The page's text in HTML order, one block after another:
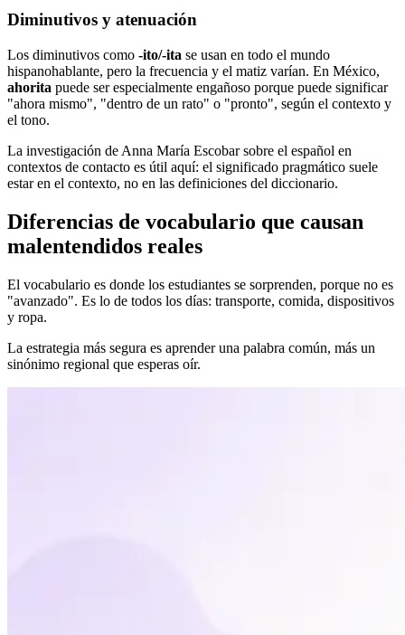
Diminutivos y atenuación
Los diminutivos como -ito/-ita se usan en todo el mundo
hispanohablante, pero la frecuencia y el matiz varían. En México,
ahorita puede ser especialmente engañoso porque puede significar
"ahora mismo", "dentro de un rato" o "pronto", según el contexto y
el tono.
La investigación de Anna María Escobar sobre el español en
contextos de contacto es útil aquí: el significado pragmático suele
estar en el contexto, no en las definiciones del diccionario.
Diferencias de vocabulario que causan
malentendidos reales
El vocabulario es donde los estudiantes se sorprenden, porque no es
"avanzado". Es lo de todos los días: transporte, comida, dispositivos
y ropa.
La estrategia más segura es aprender una palabra común, más un
sinónimo regional que esperas oír.